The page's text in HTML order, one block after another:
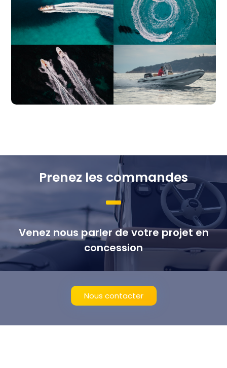
Prenez les commandes
Venez nous parler de votre projet en
concession
Nous contacter